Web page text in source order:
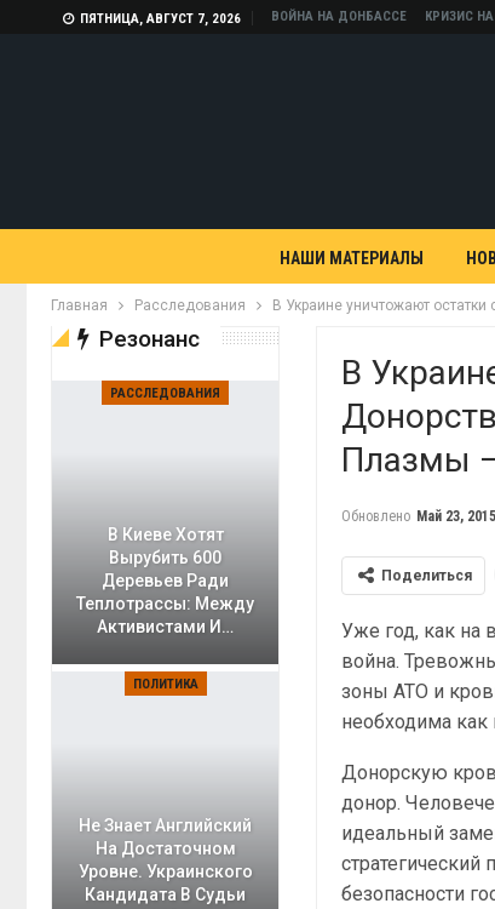
ПЯТНИЦА, АВГУСТ 7, 2026 ВОЙНА НА ДОНБАССЕ КРИЗИС
НАШИ МАТЕРИАЛЫ
Главная Расследования В Украине уничтожают
В
Плазмы
Обновлено Май 23, 2015
Поделиться
Уже год, как на
война.
зоны АТО и
необходима как
Донорскую
донор.
идеальный
стратегический
безопасности
Резонанс
РАССЛЕДОВАНИЯ
В Киеве Хотят
Вырубить 600
Деревьев Ради
Теплотрассы: Между
Активистами И…
ПОЛИТИКА
Не Знает Английский
На Достаточном
Уровне. Украинского
Кандидата В Судьи